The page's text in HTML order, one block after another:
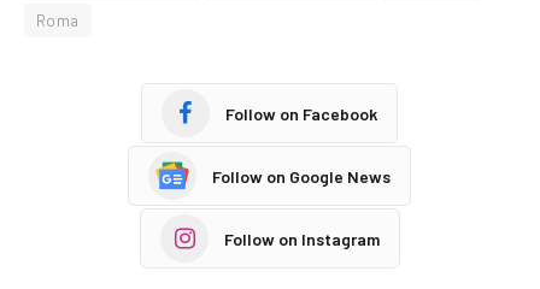
Roma
Follow on Facebook
Follow on Google News
Follow on Instagram